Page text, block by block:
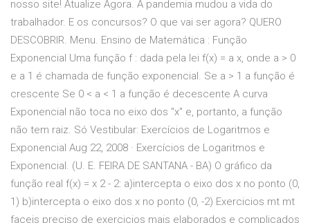
nosso site! Atualize Agora. A pandemia mudou a vida do
trabalhador. E os concursos? O que vai ser agora? QUERO
DESCOBRIR. Menu. Ensino de Matemática : Função
Exponencial Uma função f : dada pela lei f(x) = a x, onde a > 0
e a 1 é chamada de função exponencial. Se a > 1 a função é
crescente Se 0 < a < 1 a função é decescente A curva
Exponencial não toca no eixo dos "x" e, portanto, a função
não tem raiz. Só Vestibular: Exercícios de Logaritmos e
Exponencial Aug 22, 2008 · Exercícios de Logaritmos e
Exponencial. (U. E. FEIRA DE SANTANA - BA) O gráfico da
função real f(x) = x 2 - 2: a)intercepta o eixo dos x no ponto (0,
1) b)intercepta o eixo dos x no ponto (0, -2) Exercicios mt mt
faceis preciso de exercicios mais elaborados e complicados